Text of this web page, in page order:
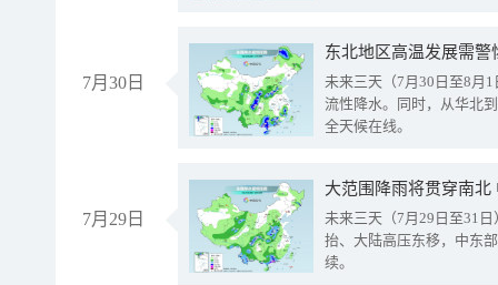
7月30日
东北地区高温发展需
未来三天（7月30日至8月
流性降水。同时，从华北
全天候在线。
7月29日
大范围降雨将贯穿南
未来三天（7月29日至31
抬、大陆高压东移，中东
续。